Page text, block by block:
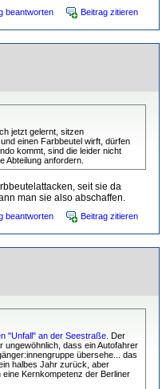
beantworten Beitrag zitieren
jetzt gelernt, sitzen
einen Farbbeutel wirft, dürfen
kommt, sind die leider nicht
Abteilung anfordern.
seit sie da
man sie also abschaffen.
beantworten Beitrag zitieren
"Unfall" an der Seestraße . Der
dass ein Autofahrer
übersehe... das
halbes Jahr zurück, aber
Kernkompetenz der Berliner